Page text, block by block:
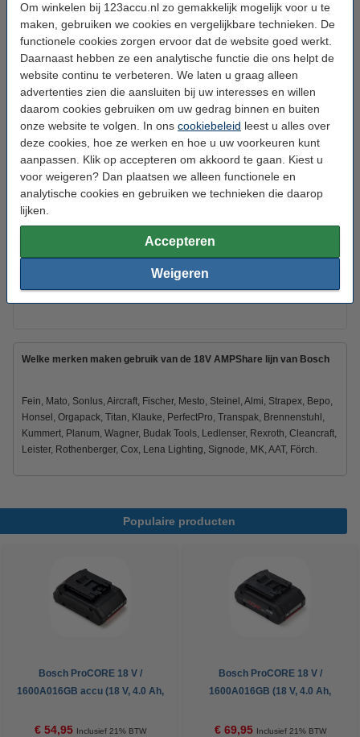
Om winkelen bij 123accu.nl zo gemakkelijk mogelijk voor u te
maken, gebruiken we cookies en vergelijkbare technieken. De
functionele cookies zorgen ervoor dat de website goed werkt.
Daarnaast hebben ze een analytische functie die ons helpt de
website continu te verbeteren. We laten u graag alleen
advertenties zien die aansluiten bij uw interesses en willen
daarom cookies gebruiken om uw gedrag binnen en buiten
onze website te volgen. In ons cookiebeleid leest u alles over
deze cookies, hoe ze werken en hoe u uw voorkeuren kunt
aanpassen. Klik op accepteren om akkoord te gaan. Kiest u
voor weigeren? Dan plaatsen we alleen functionele en
analytische cookies en gebruiken we technieken die daarop
lijken.
Accepteren
Weigeren
Capaciteit: 4 Ah
Voltage: 18 V
Batterij type: Li-ion
Aantal: 1
Type kabel: Europa met randaarde
Gebruiksinstructies: PDF
Dit product vervangt partnummers:
1 600 A01 6GK
1 600 A02 149
1600A016GK
1600A016GU
1600A01U7U
1600A02149
Welke merken maken gebruik van de 18V AMPShare lijn van Bosch
Fein, Mato, Sonlus, Aircraft, Fischer, Mesto, Steinel, Almi, Strapex, Bepo,
Honsel, Orgapack, Titan, Klauke, PerfectPro, Transpak, Brennenstuhl,
Kummert, Planum, Wagner, Budak Tools, Ledlenser, Rexroth, Cleancraft,
Leister, Rothenberger, Cox, Lena Lighting, Signode, MK, AAT, Förch.
Populaire producten
Bosch ProCORE 18 V /
1600A016GB accu (18 V, 4.0 Ah,
€ 54,95 Inclusief 21% BTW
Bosch ProCORE 18 V /
1600A016GB (18 V, 4.0 Ah,
€ 69,95 Inclusief 21% BTW